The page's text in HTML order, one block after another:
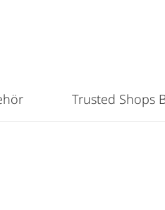
Trusted Shops